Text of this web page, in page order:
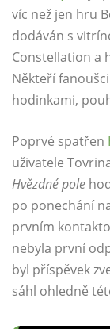
víc než jen hru
dodáván s
Constellation a
Někteří
hodinkami,
Poprvé spatřen
uživatele
Hvězdné pole
po ponechání
prvním
nebyla první
byl příspěvek
sáhl ohledně